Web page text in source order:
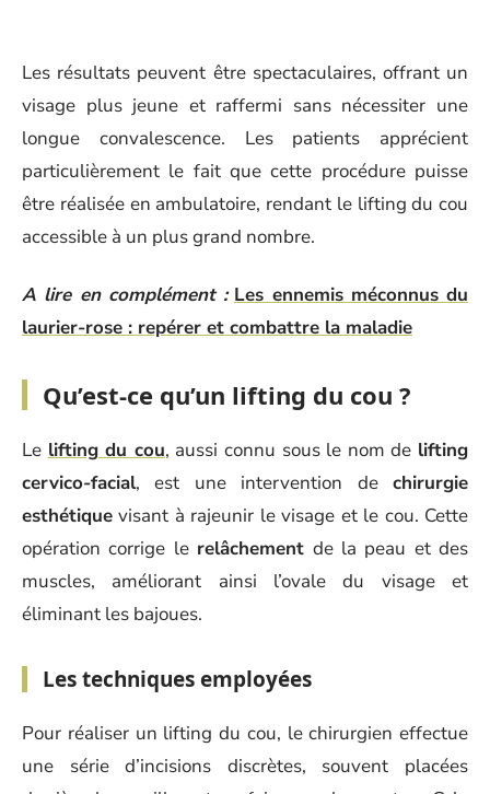
Les résultats peuvent être spectaculaires, offrant un
visage plus jeune et raffermi sans nécessiter une
longue convalescence. Les patients apprécient
particulièrement le fait que cette procédure puisse
être réalisée en ambulatoire, rendant le lifting du cou
accessible à un plus grand nombre.
A lire en complément : Les ennemis méconnus du
laurier-rose : repérer et combattre la maladie
Qu’est-ce qu’un lifting du cou ?
Le lifting du cou, aussi connu sous le nom de lifting
cervico-facial, est une intervention de chirurgie
esthétique visant à rajeunir le visage et le cou. Cette
opération corrige le relâchement de la peau et des
muscles, améliorant ainsi l’ovale du visage et
éliminant les bajoues.
Les techniques employées
Pour réaliser un lifting du cou, le chirurgien effectue
une série d’incisions discrètes, souvent placées